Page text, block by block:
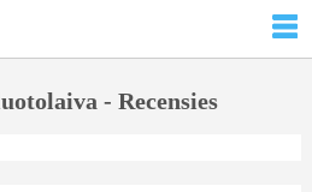
- Recensies